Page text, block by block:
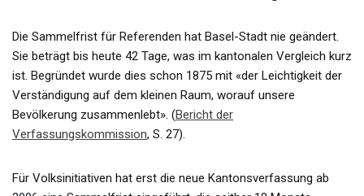
Die Sammelfrist für Referenden hat Basel-Stadt nie geändert.
Sie beträgt bis heute 42 Tage, was im kantonalen Vergleich kurz
ist. Begründet wurde dies schon 1875 mit «der Leichtigkeit der
Verständigung auf dem kleinen Raum, worauf unsere
Bevölkerung zusammenlebt». (Bericht der
Verfassungskommission, S. 27).
Für Volksinitiativen hat erst die neue Kantonsverfassung ab